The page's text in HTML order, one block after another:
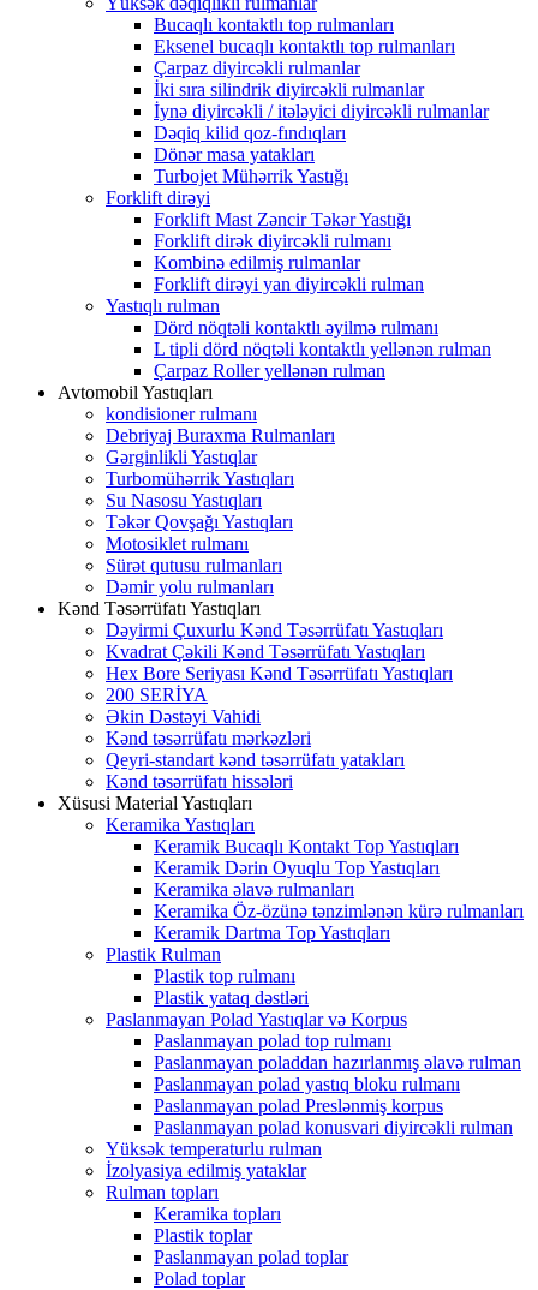
Bucaqlı kontaktlı top rulmanları
Eksenel bucaqlı kontaktlı top rulmanları
Çarpaz diyircəkli rulmanlar
İki sıra silindrik diyircəkli rulmanlar
İynə diyircəkli / itələyici diyircəkli rulmanlar
Dəqiq kilid qoz-fındıqları
Dönər masa yatakları
Turbojet Mühərrik Yastığı
Forklift dirəyi
Forklift Mast Zəncir Təkər Yastığı
Forklift dirək diyircəkli rulmanı
Kombinə edilmiş rulmanlar
Forklift dirəyi yan diyircəkli rulman
Yastıqlı rulman
Dörd nöqtəli kontaktlı əyilmə rulmanı
L tipli dörd nöqtəli kontaktlı yellənən rulman
Çarpaz Roller yellənən rulman
Avtomobil Yastıqları
kondisioner rulmanı
Debriyaj Buraxma Rulmanları
Gərginlikli Yastıqlar
Turbomühərrik Yastıqları
Su Nasosu Yastıqları
Təkər Qovşağı Yastıqları
Motosiklet rulmanı
Sürət qutusu rulmanları
Dəmir yolu rulmanları
Kənd Təsərrüfatı Yastıqları
Dəyirmi Çuxurlu Kənd Təsərrüfatı Yastıqları
Kvadrat Çəkili Kənd Təsərrüfatı Yastıqları
Hex Bore Seriyası Kənd Təsərrüfatı Yastıqları
200 SERİYA
Əkin Dəstəyi Vahidi
Kənd təsərrüfatı mərkəzləri
Qeyri-standart kənd təsərrüfatı yatakları
Kənd təsərrüfatı hissələri
Xüsusi Material Yastıqları
Keramika Yastıqları
Keramik Bucaqlı Kontakt Top Yastıqları
Keramik Dərin Oyuqlu Top Yastıqları
Keramika əlavə rulmanları
Keramika Öz-özünə tənzimlənən kürə rulmanları
Keramik Dartma Top Yastıqları
Plastik Rulman
Plastik top rulmanı
Plastik yataq dəstləri
Paslanmayan Polad Yastıqlar və Korpus
Paslanmayan polad top rulmanı
Paslanmayan poladdan hazırlanmış əlavə rulman
Paslanmayan polad yastıq bloku rulmanı
Paslanmayan polad Preslənmiş korpus
Paslanmayan polad konusvari diyircəkli rulman
Yüksək temperaturlu rulman
İzolyasiya edilmiş yataklar
Rulman topları
Keramika topları
Plastik toplar
Paslanmayan polad toplar
Polad toplar